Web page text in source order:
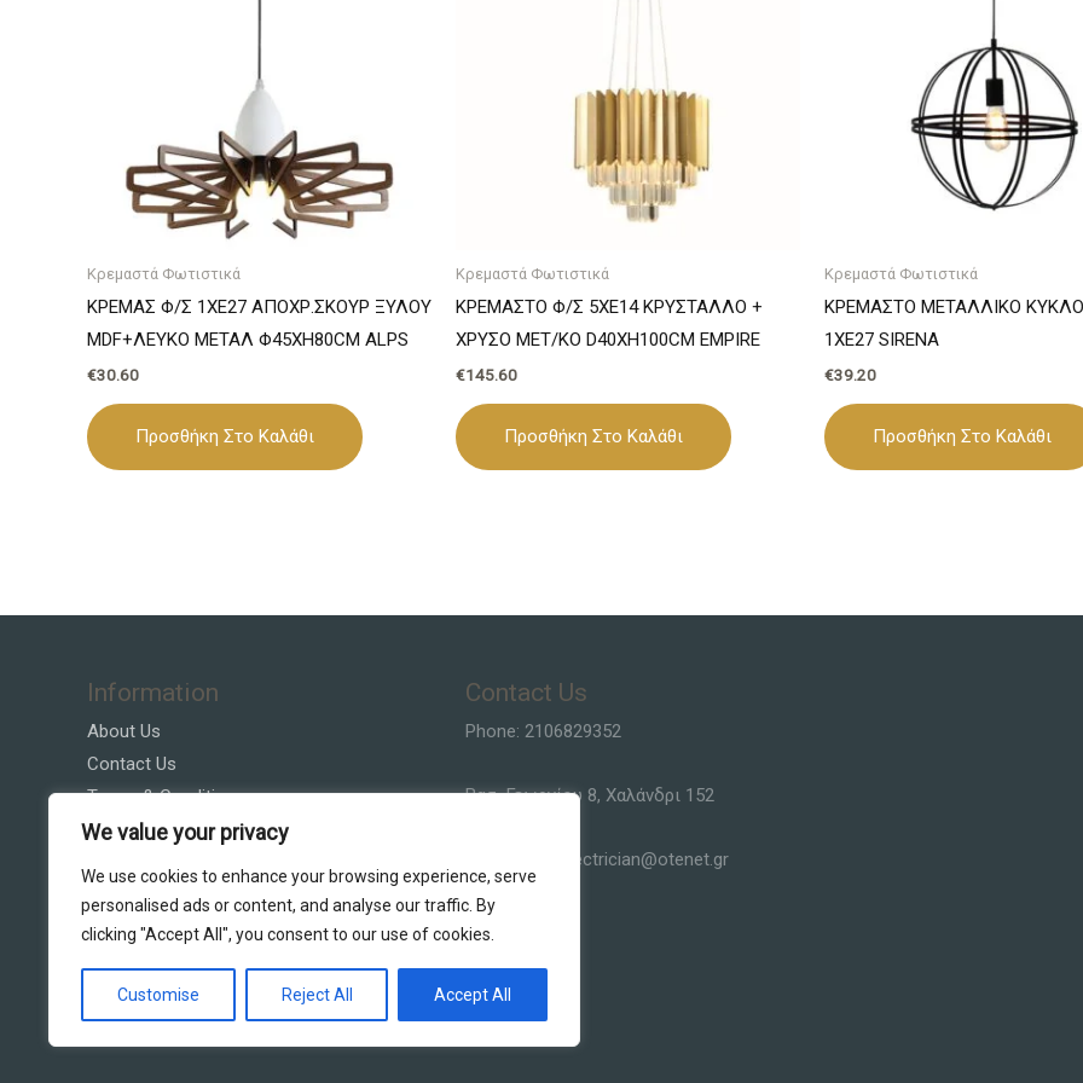
We value your privacy
We use cookies to enhance your browsing experience, serve
personalised ads or content, and analyse our traffic. By
clicking "Accept All", you consent to our use of cookies.
Customise Reject All Accept All
Κρεμαστά Φωτιστικά
ΚΡΕΜΑΣ Φ/Σ 1ΧE27 ΑΠΟΧΡ.ΣΚΟΥΡ ΞΥΛΟΥ
MDF+ΛΕΥΚΟ ΜΕΤΑΛ Φ45XH80CM ALPS
€30.60
Προσθήκη Στο Καλάθι
Κρεμαστά Φωτιστικά
ΚΡΕΜΑΣΤΟ Φ/Σ 5XE14 ΚΡΥΣΤΑΛΛΟ +
ΧΡΥΣΟ ΜΕΤ/ΚΟ D40XH100CM EMPIRE
€145.60
Προσθήκη Στο Καλάθι
Κρεμαστά Φωτιστικά
ΚΡΕΜΑΣΤΟ ΜΕΤΑΛΛΙΚΟ
1ΧE27 SIRENA
€39.20
Προσθήκη Στο Καλάθι
Information
About Us
Contact Us
Terms & Conditions
Privacy Policy
Contact Us
Phone: 2106829352
Βασ. Γεωργίου 8, Χαλάνδρι 152
Email:Vlasiselectrician@otenet.gr
Copyright © 2026 DS Lighting